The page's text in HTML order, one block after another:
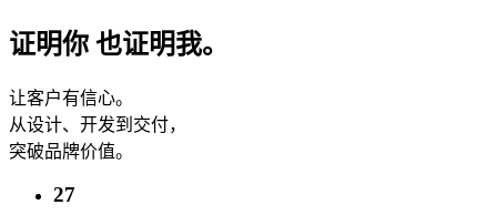
证明你 也证明我。
让客户有信心。
从设计、开发到交付，
突破品牌价值。
27